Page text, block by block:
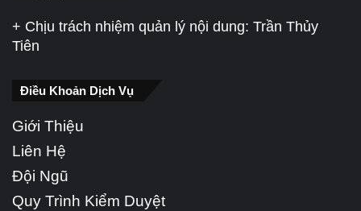
+ Chịu trách nhiệm quản lý nội dung: Trần Thủy
Tiên
Điều Khoản Dịch Vụ
Giới Thiệu
Liên Hệ
Đội Ngũ
Quy Trình Kiểm Duyệt